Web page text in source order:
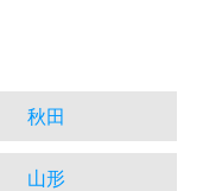
秋田
山形